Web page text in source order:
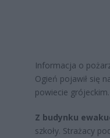
Informacja o
Ogień pojawił się
powiecie grójeckim.
Z budynku
szkoły. Strażacy